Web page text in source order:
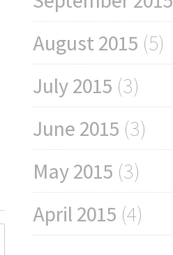
August 2015 (5)
July 2015 (3)
June 2015 (3)
May 2015 (3)
April 2015 (4)